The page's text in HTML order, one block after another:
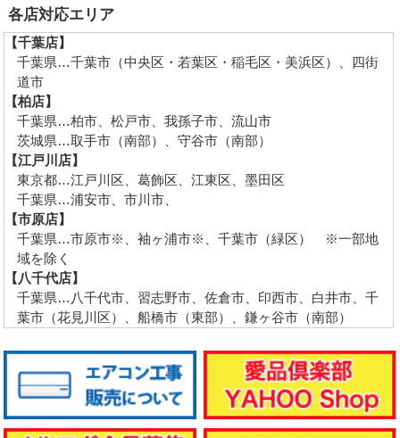
各店対応エリア
【千葉店】
千葉県…千葉市（中央区・若葉区・稲毛区・美浜区）、四街
道市
【柏店】
千葉県…柏市、松戸市、我孫子市、流山市
茨城県…取手市（南部）、守谷市（南部）
【江戸川店】
東京都…江戸川区、葛飾区、江東区、墨田区
千葉県…浦安市、市川市、
【市原店】
千葉県…市原市※、袖ヶ浦市※、千葉市（緑区） ※一部地
域を除く
【八千代店】
千葉県…八千代市、習志野市、佐倉市、印西市、白井市、千
葉市（花見川区）、船橋市（東部）、鎌ヶ谷市（南部）